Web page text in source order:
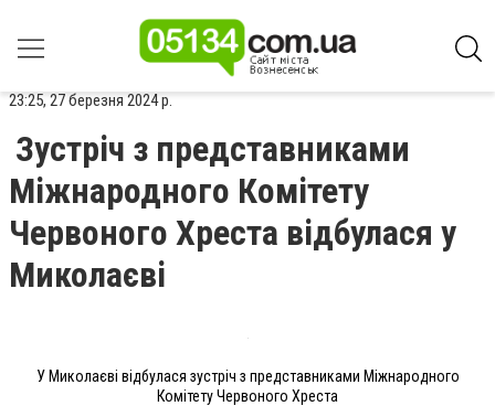
23:25, 27 березня 2024 р.
Зустріч з представниками
Міжнародного Комітету
Червоного Хреста відбулася у
Миколаєві
У Миколаєві відбулася зустріч з представниками Міжнародного
Комітету Червоного Хреста